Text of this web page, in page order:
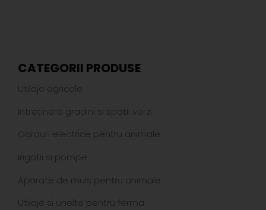
CATEGORII PRODUSE
Utilaje agricole
Intretinere gradini si spatii verzi
Garduri electrice pentru animale
Irigatii si pompe
Aparate de muls pentru animale
Utilaje si unelte pentru ferma